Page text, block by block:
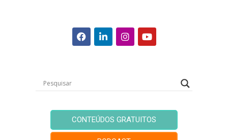
CONTEÚDOS GRATUITOS